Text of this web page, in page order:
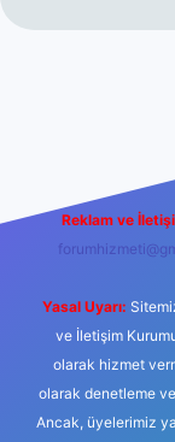
Reklam ve
Yasal Uyarı:
ve İletişim
olarak hizmet
olarak denetleme
Ancak, üyelerimiz